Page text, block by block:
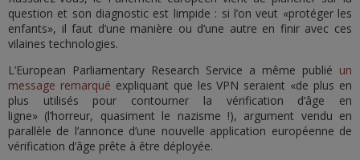
question et son diagnostic est limpide : si l’on veut «protéger les
enfants», il faut d’une manière ou d’une autre en finir avec ces
vilaines technologies.
L’European Parliamentary Research Service a même publié un
message remarqué expliquant que les VPN seraient «de plus en
plus utilisés pour contourner la vérification d’âge en
ligne» (l’horreur, quasiment le nazisme !), argument vendu en
parallèle de l’annonce d’une nouvelle application européenne de
vérification d’âge prête à être déployée.